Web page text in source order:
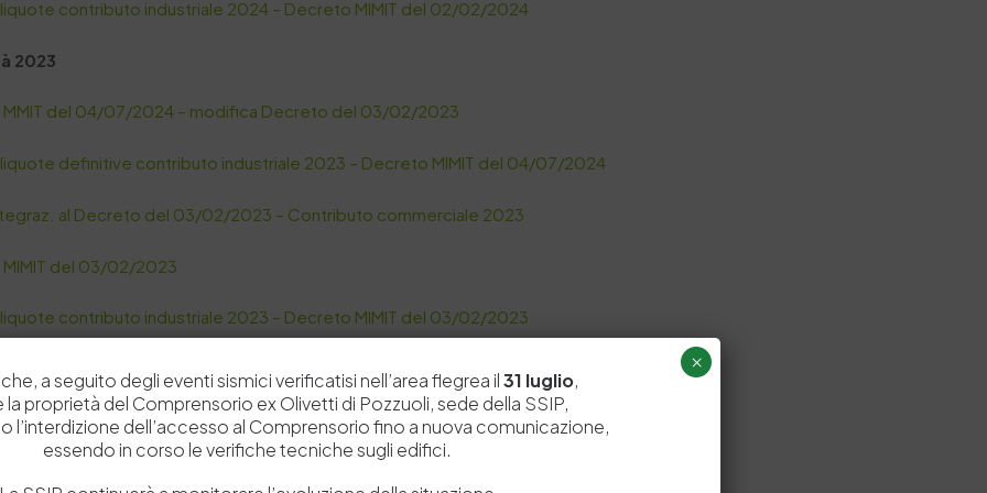
contributo industriale 2024 – Decreto MIMIT del 02/02/2024
2023
del 04/07/2024 – modifica Decreto del 03/02/2023
definitive contributo industriale 2023 – Decreto MIMIT del 04/07/2024
al Decreto del 03/02/2023 – Contributo commerciale 2023
del 03/02/2023
contributo industriale 2023 – Decreto MIMIT del 03/02/2023
2022
del 21/06/2023 – modifica Decreto del 01/03/2023
a seguito degli eventi sismici verificatisi nell’area flegrea il31 luglio,
la proprietà del Comprensorio ex Olivetti di Pozzuoli, sede della SSIP,
l’interdizione dell’accesso al Comprensorio fino a nuova comunicazione,
essendo in corso le verifiche tecniche sugli edifici.
×